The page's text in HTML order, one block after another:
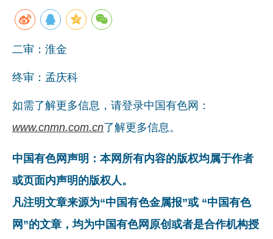
二审：淮金
终审：孟庆科
如需了解更多信息，请登录中国有色网：
www.cnmn.com.cn了解更多信息。
中国有色网声明：本网所有内容的版权均属于作者
或页面内声明的版权人。
凡注明文章来源为“中国有色金属报”或 “中国有色
网”的文章，均为中国有色网原创或者是合作机构授